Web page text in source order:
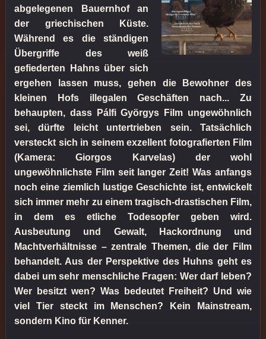
abgelegenen Bauernhof an
der griechischen Küste.
Während es die ständigen
Übergriffe des weiß
gefiederten Hahns über sich
ergehen lassen muss, gehen die Bewohner des
kleinen Hofs illegalen Geschäften nach... Zu
behaupten, dass Pálfi Györgys Film ungewöhnlich
sei, dürfte leicht untertrieben sein. Tatsächlich
versteckt sich in seinem exzellent fotografierten Film
(Kamera: Giorgos Karvelas) der wohl
ungewöhnlichste Film seit langer Zeit! Was anfangs
noch eine ziemlich lustige Geschichte ist, entwickelt
sich immer mehr zu einem tragisch-drastischen Film,
in dem es etliche Todesopfer geben wird.
Ausbeutung und Gewalt, Hackordnung und
Machtverhältnisse – zentrale Themen, die der Film
behandelt. Aus der Perspektive des Huhns geht es
dabei um sehr menschliche Fragen: Wer darf leben?
Wer besitzt wen? Was bedeutet Freiheit? Und wie
viel Tier steckt im Menschen? Kein Mainstream,
sondern Kino für Kenner.